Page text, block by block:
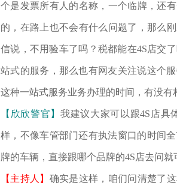
个是发票所有人的名称，一个临牌，还
的，在路上也不会有什么问题了，那么
信说，不用验车了吗？税都能在4S店交
站式的服务，那么也有网友关注说这个
这种一站式服务业务办理的时间，有没有
【欣欣警官】 我建议大家可以跟4S店具
样，不像车管部门还有执法窗口的时间
牌的车辆，直接跟哪个品牌的4S店去问就
【主持人】 确实是这样，咱们问清楚了